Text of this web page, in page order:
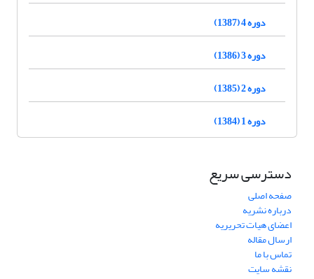
دوره 4 (1387)
دوره 3 (1386)
دوره 2 (1385)
دوره 1 (1384)
دسترسی سریع
صفحه اصلی
درباره نشریه
اعضای هیات تحریریه
ارسال مقاله
تماس با ما
نقشه سایت